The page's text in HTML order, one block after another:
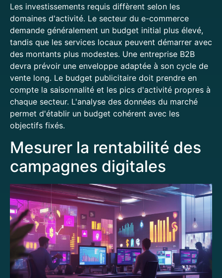
Les investissements requis diffèrent selon les
domaines d'activité. Le secteur du e-commerce
demande généralement un budget initial plus élevé,
tandis que les services locaux peuvent démarrer avec
des montants plus modestes. Une entreprise B2B
devra prévoir une enveloppe adaptée à son cycle de
vente long. Le budget publicitaire doit prendre en
compte la saisonnalité et les pics d'activité propres à
chaque secteur. L'analyse des données du marché
permet d'établir un budget cohérent avec les
objectifs fixés.
Mesurer la rentabilité des
campagnes digitales